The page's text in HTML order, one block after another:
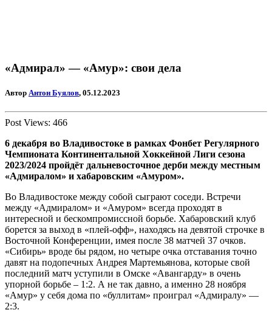
«Адмирал» — «Амур»: свои дела
Автор Антон Буялов, 05.12.2023
Post Views: 466
6 декабря во Владивостоке в рамках Фонбет Регулярного
Чемпионата Континентальной Хоккейной Лиги сезона
2023/2024 пройдёт дальневосточное дерби между местным
«Адмиралом» и хабаровским «Амуром».
Во Владивостоке между собой сыграют соседи. Встречи
между «Адмиралом» и «Амуром» всегда проходят в
интересной и бескомпромиссной борьбе. Хабаровский клуб
борется за выход в «плей-офф», находясь на девятой строчке в
Восточной Конференции, имея после 38 матчей 37 очков.
«Сибирь» вроде бы рядом, но четыре очка отставания точно
давят на подопечных Андрея Мартемьянова, которые свой
последний матч уступили в Омске «Авангарду» в очень
упорной борьбе – 1:2. А не так давно, а именно 28 ноября
«Амур» у себя дома по «буллитам» проиграл «Адмиралу» —
2:3.